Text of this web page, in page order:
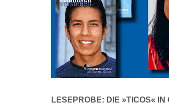
LESEPROBE: DIE »TICOS« IN